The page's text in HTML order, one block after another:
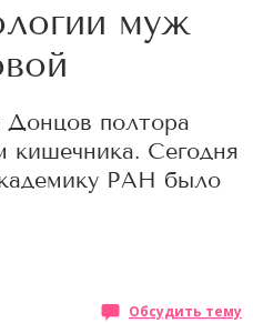
муж
полтора
кишечника. Сегодня
РАН было
Обсудить тему